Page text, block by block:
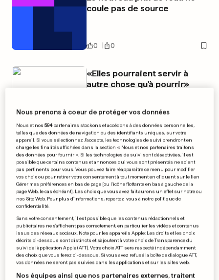
coule pas de source
0 0
«Elles pourraient servir à
autre chose qu'à pourrir»
PUBLICITÉ
Nous prenons à coeur de protéger vos données
Nous et nos594partenaires stockons et accédons à des données personnelles,
telles que des données de navigation ou des identifiants uniques, sur votre
appareil. Si vous sélectionnez J'accepte, les technologies de suivi prendront en
charge les finalités affichées dans la section « Nous et nos partenaires traitons
des données pour fournir ». Si les technologies de suivi sont désactivées, il est
possible que certains contenus et annonces qui vous sont présentés ne soient
pas pertinents pour vous. Vous pouvez faire réapparaître ce menu pour modifier
vos choix ou pour retirer votre consentement à tout moment en cliquant sur le lien
Gérer mes préférences en bas de page [ou l'icône flottante en bas à gauche de la
page Web, le cas échéant]. Les choix que vous avez fait aurons un effet sur notre ou
nos Site Web. Pour plus d’informations, reportez-vous à notre politique de
confidentialité.
Sans votre consentement, il est possible que les contenus rédactionnels et
publicitaires ne s'affichent pas correctement, en particulier les vidéos et contenus
issus des réseaux sociaux. Note pour les appareils Apple: Les droits et les choix
décrits ci-dessous sont distincts et s'ajoutent à votre choix de Transparence du
suivi de l'application Apple (ATT). Votre choix ATT sera respecté indépendamment
des choix que vous ferez ci-dessous. Si vous avez refusé la boîte de dialogue ATT,
vos données ne seront pas suivies dans les applications et sur les sites web.
Nos équipes ainsi que nos partenaires externes, traitent